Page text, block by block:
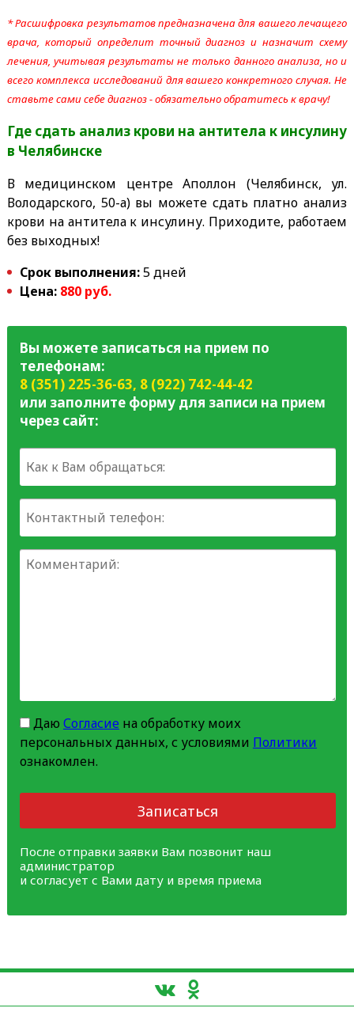
* Расшифровка результатов предназначена для вашего лечащего
врача, который определит точный диагноз и назначит схему
лечения, учитывая результаты не только данного анализа, но и
всего комплекса исследований для вашего конкретного случая. Не
ставьте сами себе диагноз - обязательно обратитесь к врачу!
Где сдать анализ крови на антитела к инсулину
в Челябинске
В медицинском центре Аполлон (Челябинск, ул.
Володарского, 50-а) вы можете сдать платно анализ
крови на антитела к инсулину. Приходите, работаем
без выходных!
Срок выполнения:5 дней
Цена: 880 руб.
Вы можете записаться на прием по
телефонам:
8 (351) 225-36-63, 8 (922) 742-44-42
или заполните форму для записи на прием
через сайт:
Даю Согласиена обработку моих
персональных данных, с условиями Политики
ознакомлен.
Записаться
После отправки заявки Вам позвонит наш
администратор
и согласует с Вами дату и время приема